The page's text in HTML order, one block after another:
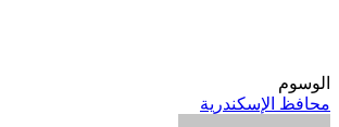
الوسوم
محافظ الإسكندرية